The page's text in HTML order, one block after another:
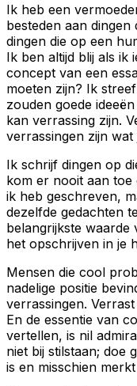
Ik heb een
besteden aan
dingen die op een
Ik ben altijd blij als ik
concept van een
moeten zijn? Ik
zouden goede
kan verrassing zijn.
verrassingen zijn
Ik schrijf dingen op
kom er nooit aan
ik heb geschreven,
dezelfde gedachten
belangrijkste waarde
het opschrijven in je
Mensen die cool
nadelige positie
verrassingen.
En de essentie van
vertellen, is nil
niet bij stilstaan; doe
is en misschien